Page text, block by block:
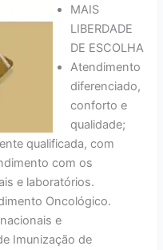
MAIS
LIBERDADE
DE ESCOLHA
Atendimento
diferenciado,
conforto e
qualidade;
qualificada, com
com os
e laboratórios.
Oncológico.
e
Imunização de